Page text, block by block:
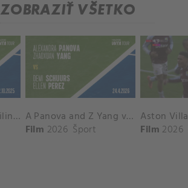
ZOBRAZIŤ VŠETKO
A. Krunic and A. Danilina vs. P. Hon and K. Muchova Match Highlights - BEIJING_Capital Group Diamond ( October 02, 2025)
A Panova and Z Yang vs D Schuurs and E Perez Match Highlights - MADRID_Court 8 ( April 24, 2026)
Film 2026 Šport
Film 2026